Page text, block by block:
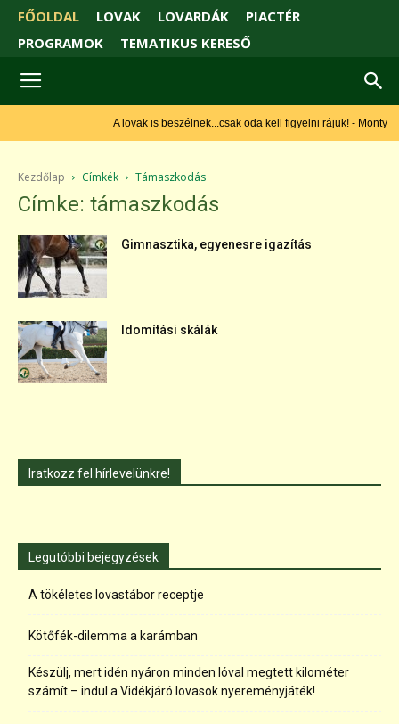
FŐOLDAL LOVAK LOVARDÁK
PIACTÉR
PROGRAMOK
TEMATIKUS KERESŐ
A lovak is beszélnek...csak oda kell figyelni rájuk! - Monty
Kezdőlap Címkék Támaszkodás
Címke: támaszkodás
Gimnasztika, egyenesre igazítás
Idomítási skálák
Iratkozz fel hírlevelünkre!
Legutóbbi bejegyzések
A tökéletes lovastábor receptje
Kötőfék-dilemma a karámban
Készülj, mert idén nyáron minden lóval megtett kilométer
számít – indul a Vidékjáró lovasok nyereményjáték!